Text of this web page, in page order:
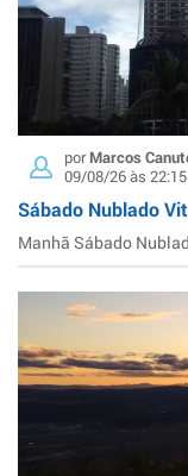
porMarcos
09/08/26 às 22:15
Sábado Nublado
Manhã Sábado